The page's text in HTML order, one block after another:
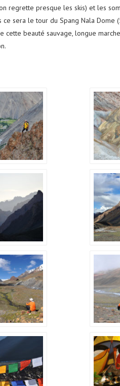
regrette presque les skis) et les
sera le tour du Spang Nala
beauté sauvage, longue